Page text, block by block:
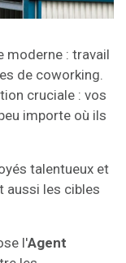
moderne : travail
de coworking.
cruciale : vos
importe où ils
talentueux et
aussi les cibles
l'Agent